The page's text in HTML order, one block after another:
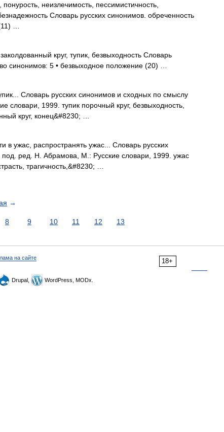
неизлечимость, пессимистичность,
Словарь русских синонимов. обреченность
…
круг, тупик, безвыходность Словарь
синонимов: 5 • безвыходное положение (20) …
Словарь русских синонимов и сходных по смыслу
1999. тупик порочный круг, безвыходность,
круг, конец&#8230; …
ужас, распространять ужас... Словарь русских
ред. Н. Абрамова, М.: Русские словари, 1999. ужас
трагичность,&#8230; …
→
8 9 10 11 12 13
18+
на сайте
Drupal, WordPress, MODx.